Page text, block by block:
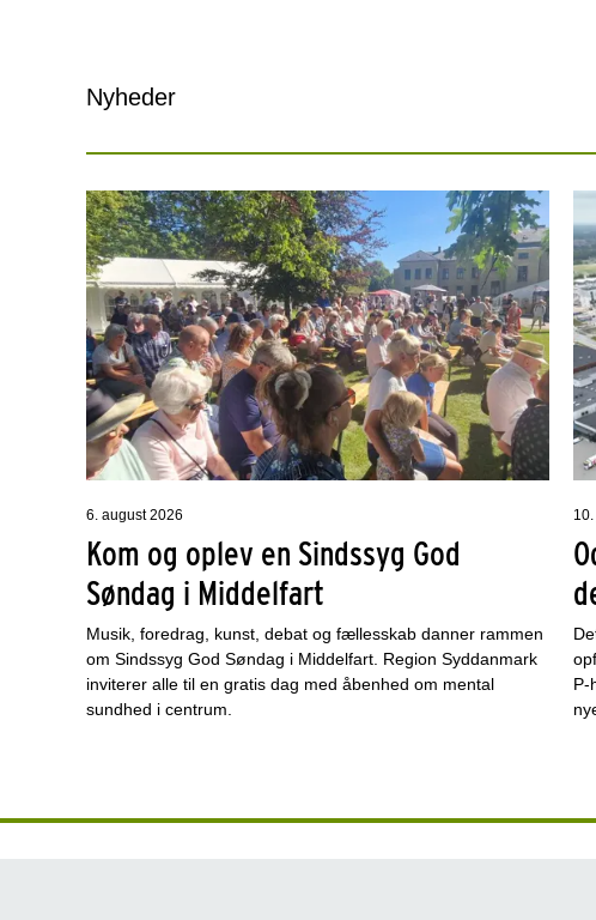
Nyheder
6. august 2026
Kom og oplev en Sindssyg God
Søndag i Middelfart
Musik, foredrag, kunst, debat og fællesskab danner rammen
om Sindssyg God Søndag i Middelfart. Region Syddanmark
inviterer alle til en gratis dag med åbenhed om mental
sundhed i centrum.
P-